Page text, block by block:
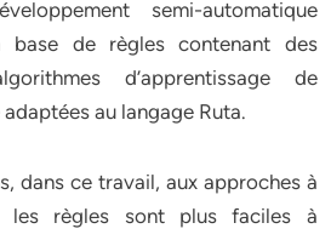
semi-automatique
base de règles contenant des
d’apprentissage de
au langage Ruta.
dans ce travail, aux approches à
les règles sont plus faciles à